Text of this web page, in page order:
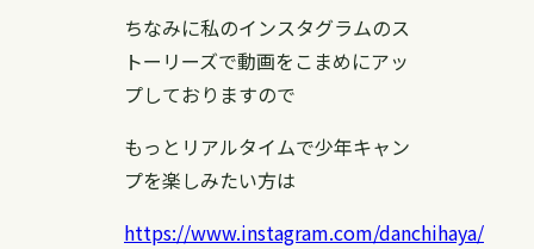
ちなみに私のインスタグラムのス
トーリーズで動画をこまめにアッ
プしておりますので
もっとリアルタイムで少年キャン
プを楽しみたい方は
https://www.instagram.com/danchihaya/